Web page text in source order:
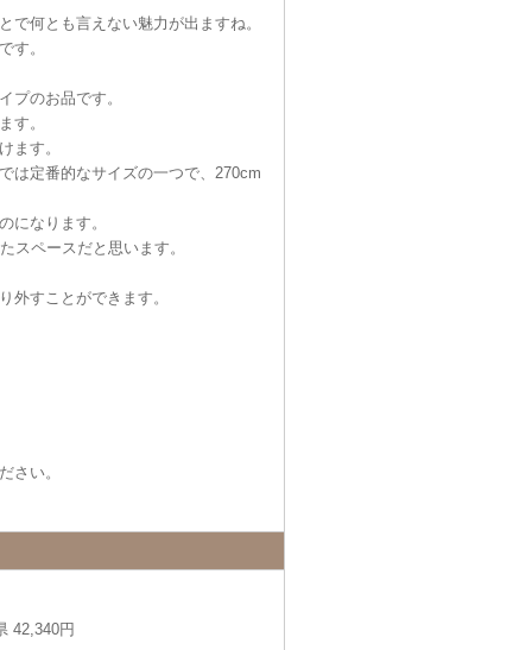
何とも言えない魅力が出ますね。
す。
プのお品です。
す。
ます。
は定番的なサイズの一つで、270cm
になります。
スペースだと思います。
外すことができます。
さい。
42,340円